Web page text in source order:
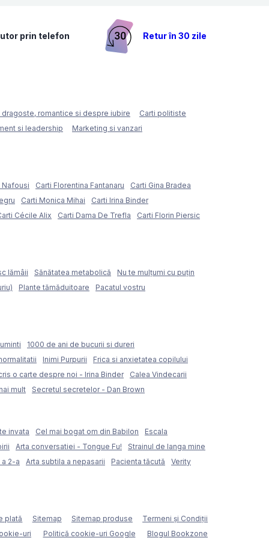
prin telefon Retur în 30 zile
dragoste, romantice si despre iubire
Carti politiste
si leadership
Marketing si vanzari
Nafousi Carti Florentina Fantanaru
Carti Gina Bradea
Carti Monica Mihai
Carti Irina Binder
Cécile Alix Carti Dama De Trefla
Carti Florin Piersic
lămâii Sănătatea metabolică
Nu te mulțumi cu puțin
Plante tămăduitoare
Pacatul vostru
1000 de ani de bucurii si dureri
Inimi Purpurii
Frica si anxietatea copilului
o carte despre noi - Irina Binder
Calea Vindecarii
mult Secretul secretelor - Dan Brown
invata Cel mai bogat om din Babilon
Escala
Arta conversatiei - Tongue Fu!
Strainul de langa mine
2-a Arta subtila a nepasarii Pacienta tăcută
Verity
plată Sitemap Sitemap produse
Termeni şi Condiţii
uri Politică cookie-uri Google Blogul Bookzone